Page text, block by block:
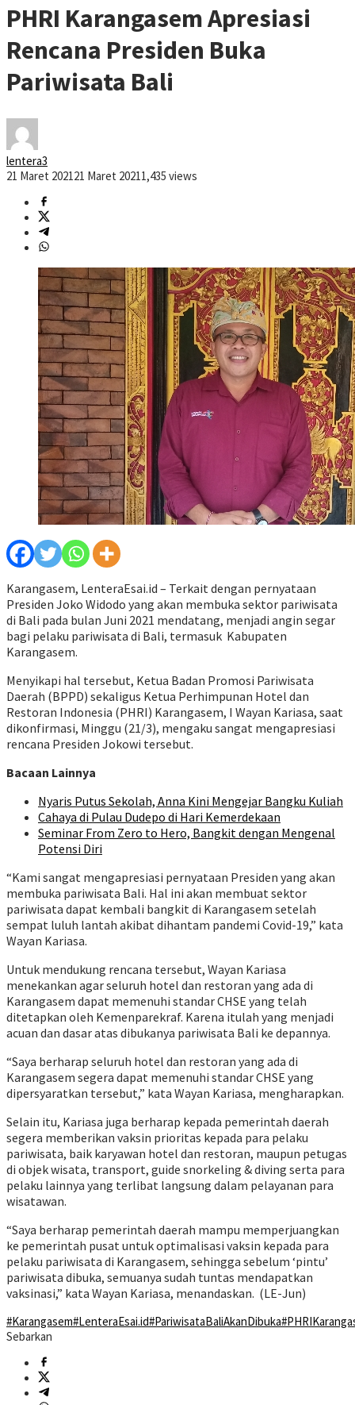
PHRI Karangasem Apresiasi
Rencana Presiden Buka
Pariwisata Bali
lentera3
21 Maret 202121 Maret 20211,435 views
Karangasem, LenteraEsai.id – Terkait dengan pernyataan
Presiden Joko Widodo yang akan membuka sektor pariwisata
di Bali pada bulan Juni 2021 mendatang, menjadi angin segar
bagi pelaku pariwisata di Bali, termasuk Kabupaten
Karangasem.
Menyikapi hal tersebut, Ketua Badan Promosi Pariwisata
Daerah (BPPD) sekaligus Ketua Perhimpunan Hotel dan
Restoran Indonesia (PHRI) Karangasem, I Wayan Kariasa, saat
dikonfirmasi, Minggu (21/3), mengaku sangat mengapresiasi
rencana Presiden Jokowi tersebut.
Bacaan Lainnya
Nyaris Putus Sekolah, Anna Kini Mengejar Bangku Kuliah
Cahaya di Pulau Dudepo di Hari Kemerdekaan
Seminar From Zero to Hero, Bangkit dengan Mengenal
Potensi Diri
“Kami sangat mengapresiasi pernyataan Presiden yang akan
membuka pariwisata Bali. Hal ini akan membuat sektor
pariwisata dapat kembali bangkit di Karangasem setelah
sempat luluh lantah akibat dihantam pandemi Covid-19,” kata
Wayan Kariasa.
Untuk mendukung rencana tersebut, Wayan Kariasa
menekankan agar seluruh hotel dan restoran yang ada di
Karangasem dapat memenuhi standar CHSE yang telah
ditetapkan oleh Kemenparekraf. Karena itulah yang menjadi
acuan dan dasar atas dibukanya pariwisata Bali ke depannya.
“Saya berharap seluruh hotel dan restoran yang ada di
Karangasem segera dapat memenuhi standar CHSE yang
dipersyaratkan tersebut,” kata Wayan Kariasa, mengharapkan.
Selain itu, Kariasa juga berharap kepada pemerintah daerah
segera memberikan vaksin prioritas kepada para pelaku
pariwisata, baik karyawan hotel dan restoran, maupun petugas
di objek wisata, transport, guide snorkeling & diving serta para
pelaku lainnya yang terlibat langsung dalam pelayanan para
wisatawan.
“Saya berharap pemerintah daerah mampu memperjuangkan
ke pemerintah pusat untuk optimalisasi vaksin kepada para
pelaku pariwisata di Karangasem, sehingga sebelum ‘pintu’
pariwisata dibuka, semuanya sudah tuntas mendapatkan
vaksinasi,” kata Wayan Kariasa, menandaskan. (LE-Jun)
#Karangasem#LenteraEsai.id#PariwisataBaliAkanDibuka
Sebarkan